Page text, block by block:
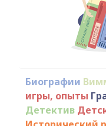
Биографии
игры, опыты
Детектив